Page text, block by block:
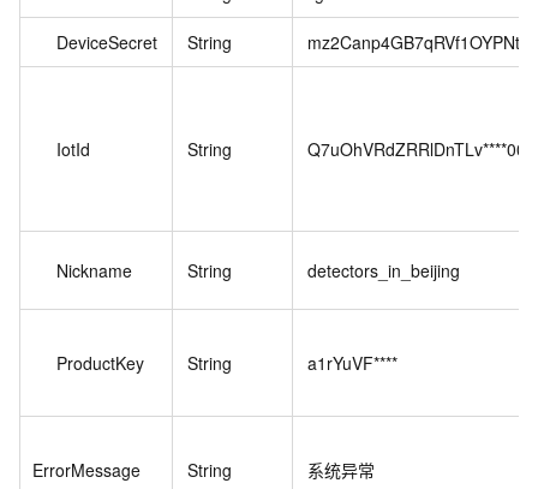
DeviceSecret String
IotId String
Nickname String detectors_in_beijing
ProductKey String a1rYuVF****
ErrorMessage String 系统异常